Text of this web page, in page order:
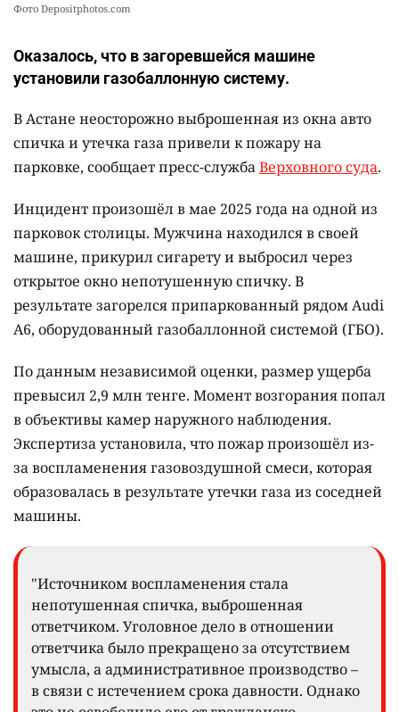
Фото Depositphotos.com
Оказалось, что в загоревшейся машине
установили газобаллонную систему.
В Астане неосторожно выброшенная из окна авто
спичка и утечка газа привели к пожару на
парковке, сообщает пресс-службаВерховного суда.
Инцидент произошёл в мае 2025 года на одной из
парковок столицы. Мужчина находился в своей
машине, прикурил сигарету и выбросил через
открытое окно непотушенную спичку. В
результате загорелся припаркованный рядом Audi
A6, оборудованный газобаллонной системой (ГБО).
По данным независимой оценки, размер ущерба
превысил 2,9 млн тенге. Момент возгорания попал
в объективы камер наружного наблюдения.
Экспертиза установила, что пожар произошёл из-
за воспламенения газовоздушной смеси, которая
образовалась в результате утечки газа из соседней
машины.
"Источником воспламенения стала
непотушенная спичка, выброшенная
ответчиком. Уголовное дело в отношении
ответчика было прекращено за отсутствием
умысла, а административное производство –
в связи с истечением срока давности. Однако